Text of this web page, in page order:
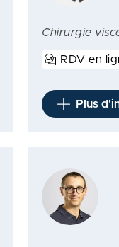
Chirurgie
RDV en
Plus